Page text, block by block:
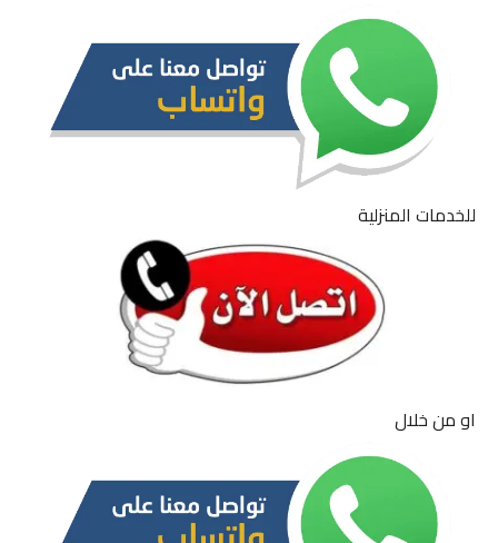
للخدمات المنزلية
او من خلال